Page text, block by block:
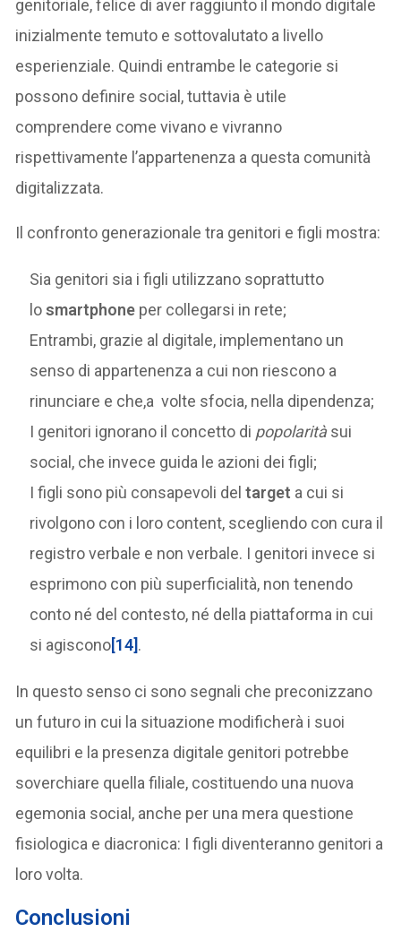
genitoriale, felice di aver raggiunto il mondo digitale
inizialmente temuto e sottovalutato a livello
esperienziale. Quindi entrambe le categorie si
possono definire social, tuttavia è utile
comprendere come vivano e vivranno
rispettivamente l’appartenenza a questa comunità
digitalizzata.
Il confronto generazionale tra genitori e figli mostra:
Sia genitori sia i figli utilizzano soprattutto
losmartphone per collegarsi in rete;
Entrambi, grazie al digitale, implementano un
senso di appartenenza a cui non riescono a
rinunciare e che,a volte sfocia, nella dipendenza;
I genitori ignorano il concetto di popolaritàsui
social, che invece guida le azioni dei figli;
I figli sono più consapevoli deltarget a cui si
rivolgono con i loro content, scegliendo con cura il
registro verbale e non verbale. I genitori invece si
esprimono con più superficialità, non tenendo
conto né del contesto, né della piattaforma in cui
si agiscono[14].
In questo senso ci sono segnali che preconizzano
un futuro in cui la situazione modificherà i suoi
equilibri e la presenza digitale genitori potrebbe
soverchiare quella filiale, costituendo una nuova
egemonia social, anche per una mera questione
fisiologica e diacronica: I figli diventeranno genitori a
loro volta.
Conclusioni